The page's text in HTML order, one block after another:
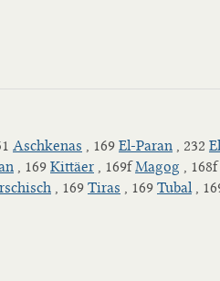
Aschkenas , 169 El-Paran , 232
, 169 Kittäer , 169fMagog , 168f
, 169 Tiras , 169 Tubal,